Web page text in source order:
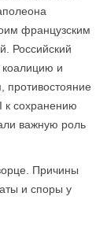
французским
Российский
коалицию и
противостояние
к сохранению
важную роль
Причины
и споры у